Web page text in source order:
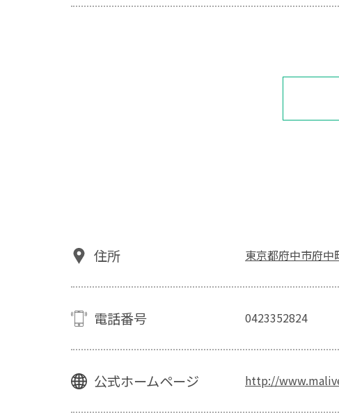
住所 東京都府中市府
電話番号 0423352824
公式ホームページ http://